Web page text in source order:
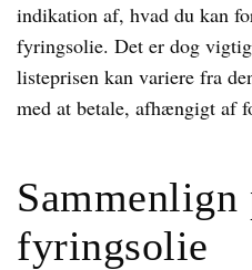
indikation af, hvad du kan
fyringsolie. Det er dog
listeprisen kan variere fra
med at betale, afhængigt af
Sammenlign
fyringsolie